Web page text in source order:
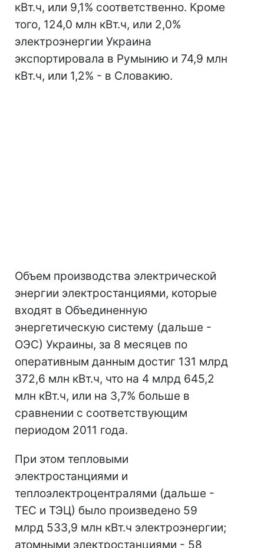
кВт.ч, или 9,1% соответственно. Кроме
того, 124,0 млн кВт.ч, или 2,0%
электроэнергии Украина
экспортировала в Румынию и 74,9 млн
кВт.ч, или 1,2% - в Словакию.
Объем производства электрической
энергии электростанциями, которые
входят в Объединенную
энергетическую систему (дальше -
ОЭС) Украины, за 8 месяцев по
оперативным данным достиг 131 млрд
372,6 млн кВт.ч, что на 4 млрд 645,2
млн кВт.ч, или на 3,7% больше в
сравнении с соответствующим
периодом 2011 года.
При этом тепловыми
электростанциями и
теплоэлектроцентралями (дальше -
ТЕС и ТЭЦ) было произведено 59
млрд 533,9 млн кВт.ч электроэнергии;
атомными электростанциями - 58